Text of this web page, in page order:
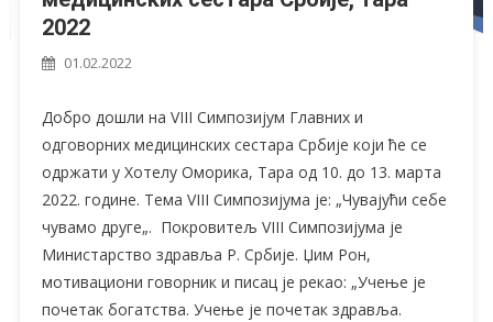
2022
01.02.2022
Добро дошли на VIII Симпозијум Главних и
одговорних медицинских сестара Србије који ће се
одржати у Хотелу Оморика, Тара од 10. до 13. марта
2022. године. Тема VIII Симпозијума је: „Чувајући себе
чувамо друге„. Покровитељ VIII Симпозијума је
Министарство здравља Р. Србије. Џим Рон,
мотивациони говорник и писац је рекао: „Учење је
почетак богатства. Учење је почетак здравља.